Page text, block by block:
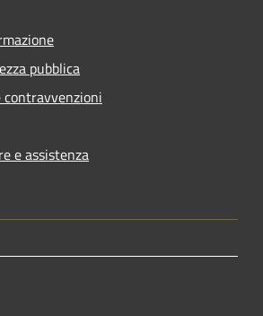
pubblica
e assistenza